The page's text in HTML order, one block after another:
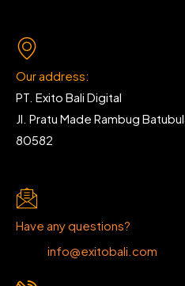
Our address:
PT. Exito Bali Digital
Jl. Pratu Made Rambug
80582
Have any questions?
info@exitobali.com